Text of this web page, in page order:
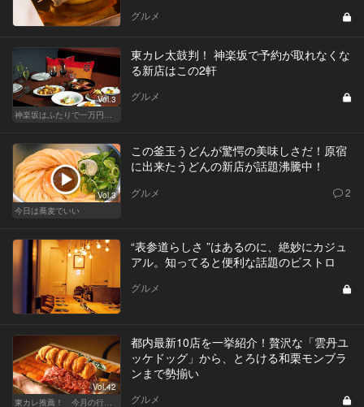
グルメ
Vol.3
東カレ太鼓判！ 神楽坂で予約が取れなくな
る新店はこの2軒
グルメ
Vol.3
今日は蕎麦でいい
この釜玉うどんが驚愕の美味しさだ！原宿
に出来たうどんの新店が話題沸騰中！
グルメ 2
“表参道らしさ ”はあるのに、絶妙にカジュ
アル。知ってると便利な話題のビストロ
グルメ
Vol.42
都内最新10店を一挙紹介！贅沢な「雲丹ユ
ッケドッグ」から、とろける和栗モンブラ
ンまで勢揃い
グルメ